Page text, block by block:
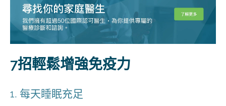
7招輕鬆增強免疫力
1. 每天睡眠充足